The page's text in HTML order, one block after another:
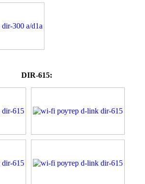
DIR-615: